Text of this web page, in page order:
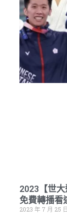
2023【世
免費轉播看
2023 年 7 月 25 日